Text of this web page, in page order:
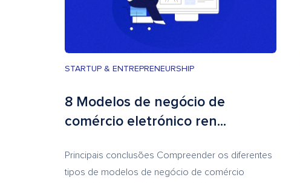
STARTUP & ENTREPRENEURSHIP
8 Modelos de negócio de
comércio eletrónico ren...
Principais conclusões Compreender os diferentes
tipos de modelos de negócio de comércio